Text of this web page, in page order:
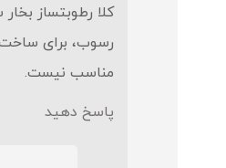
کلا رطوبتساز
رسوب، برای
مناسب نیست.
پاسخ دهید